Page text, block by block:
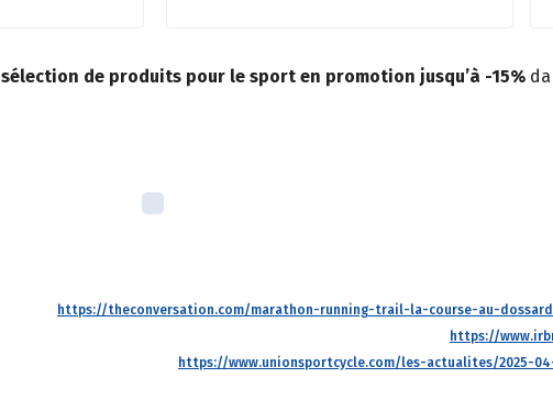
de produits pour le sport en promotion jusqu’à -15%
https://theconversation.com/marathon-running-trail-la-course-au-
https://
https://www.unionsportcycle.com/les-actualites/2025-